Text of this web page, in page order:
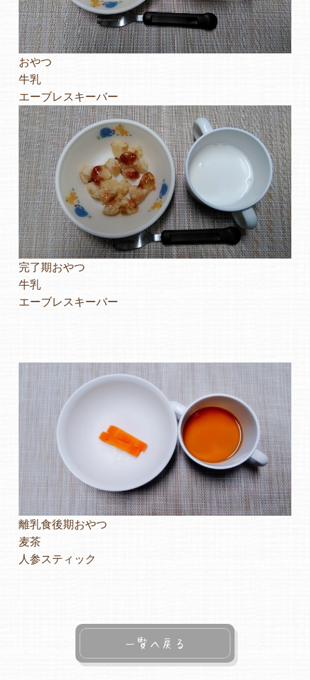
おやつ
牛乳
エーブレスキーバー
完了期おやつ
牛乳
エーブレスキーバー
離乳食後期おやつ
麦茶
人参スティック
一覧へ戻る